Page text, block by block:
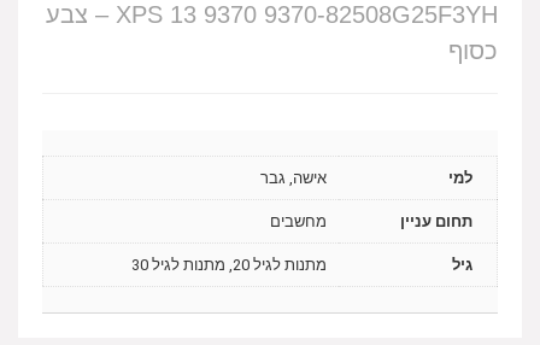
XPS 13 9370 9370-82508G25F3YH – צבע
כסוף
למי אישה, גבר
תחום עניין מחשבים
גיל מתנות לגיל 20, מתנות לגיל 30